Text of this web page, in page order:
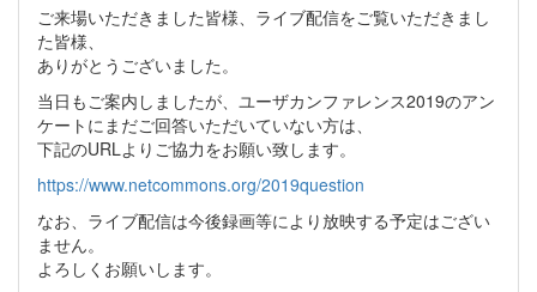
ご来場いただきました皆様、ライブ配信をご覧いただきまし
た皆様、
ありがとうございました。
当日もご案内しましたが、ユーザカンファレンス2019のアン
ケートにまだご回答いただいていない方は、
下記のURLよりご協力をお願い致します。
https://www.netcommons.org/2019question
なお、ライブ配信は今後録画等により放映する予定はござい
ません。
よろしくお願いします。